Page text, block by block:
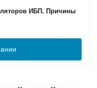
ИБП. Причины
на складе. Отгрузка